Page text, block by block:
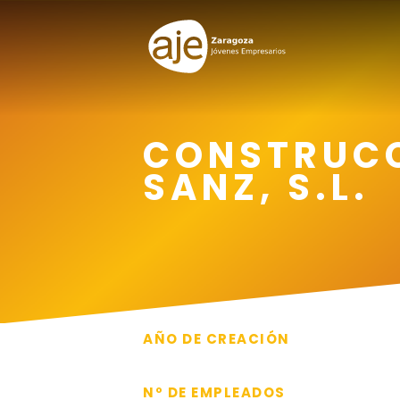
SANZ, S.L.
AÑO DE CREACIÓN
Nº DE EMPLEADOS